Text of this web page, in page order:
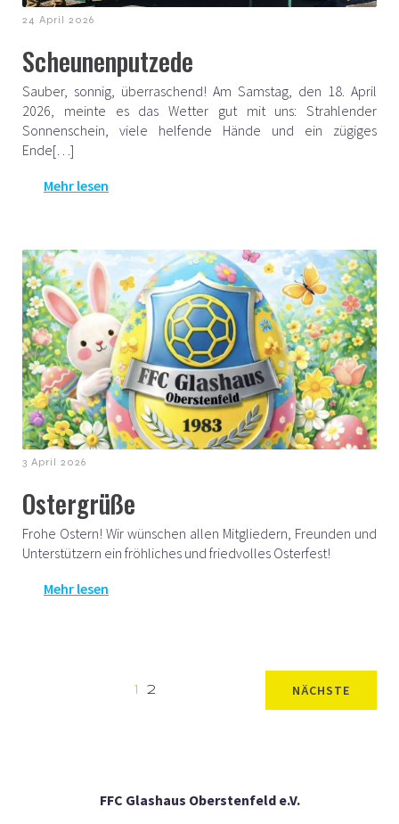
24 April 2026
Scheunenputzede
Sauber, sonnig, überraschend! Am Samstag, den 18. April
2026, meinte es das Wetter gut mit uns: Strahlender
Sonnenschein, viele helfende Hände und ein zügiges
Ende[…]
Mehr lesen
3 April 2026
Ostergrüße
Frohe Ostern! Wir wünschen allen Mitgliedern, Freunden und
Unterstützern ein fröhliches und friedvolles Osterfest!
Mehr lesen
1 2 NÄCHSTE
FFC Glashaus Oberstenfeld e.V.